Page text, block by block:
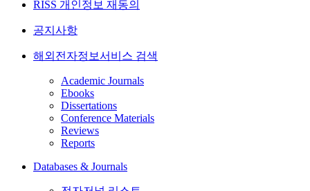
RISS 개인정보 재동의
공지사항
해외전자정보서비스 검색
Academic Journals
Ebooks
Dissertations
Conference Materials
Reviews
Reports
Databases & Journals